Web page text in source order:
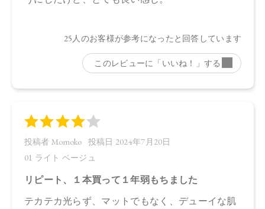
リセリル－１０、水酸化Ａｌ、ステアリン酸、クエン酸Ｎ
リル－６、ＢＧ、デキストラン、アセチルテトラペプチド－
水、ラウリン酸メチルヘプチル、酸化チタン、エタノール、
リン酸亜鉛、オプンチアフィクスインジカ種子油、ヒマワリ
種子油、ローズマリー葉エキス、ラベンダー花エキス、ゼニ
アオイ花エキス、アカツメクサ花エキス、ハマナス花エキ
ス、ヨモギ葉エキス、チャ葉エキス、ユズ果実エキス、ラベ
アオモジ果実油、イランイラン花油、トコフェロール、セス
キイソステアリン酸ソルビタン、ペンタイソステアリン酸ポ